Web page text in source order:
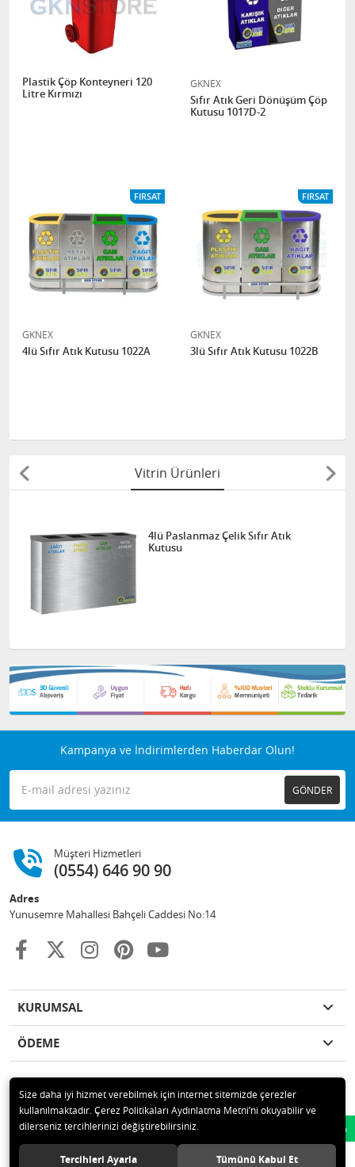
Plastik Çöp Konteyneri 120
Litre Kırmızı
GKNEX
Sıfır Atık Geri Dönüşüm Çöp
Kutusu 1017D-2
FIRSAT
GKNEX
4lü Sıfır Atık Kutusu 1022A
FIRSAT
GKNEX
3lü Sıfır Atık Kutusu 1022B
Vitrin Ürünleri
4lü Paslanmaz Çelik Sıfır Atık
Kutusu
Kampanya ve İndirimlerden Haberdar Olun!
GÖNDER
Müşteri Hizmetleri
(0554) 646 90 90
Adres
Yunusemre Mahallesi Bahçeli Caddesi No:14
KURUMSAL
ÖDEME
© 2020 GKN STORE TEMİZLİK MADDELERİ SAN TİC LTD ŞTİ Tüm hakları
saklıdır.
Whatsapp
Size daha iyi hizmet verebilmek için internet sitemizde çerezler
kullanılmaktadır. Çerez Politikaları Aydınlatma Metni’ni okuyabilir ve
dilerseniz tercihlerinizi değiştirebilirsiniz.
Tercihleri Ayarla Tümünü Kabul Et